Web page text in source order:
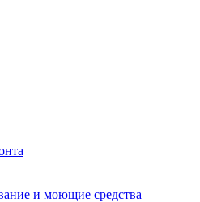
и моющие средства